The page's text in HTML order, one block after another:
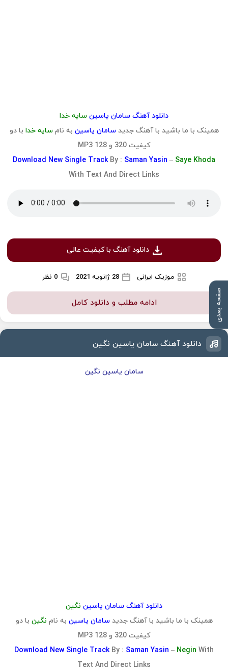
صفحه بعدی
دانلود آهنگ سامان یاسین سایه خدا
همینک با ما باشید با آهنگ جدیدسامان یاسین به نامسایه خدا با دو
کیفیت 320 و 128 MP3
Download New Single Track By : Saman Yasin – Saye Khoda
With Text And Direct Links
دانلود آهنگ با کیفیت عالی
موزیک ایرانی 28 ژانویه 2021 0 نظر
ادامه مطلب و دانلود کامل
دانلود آهنگ سامان یاسین نگین
سامان یاسین نگین
دانلود آهنگ سامان یاسین نگین
همینک با ما باشید با آهنگ جدیدسامان یاسین به نام نگین با دو
کیفیت 320 و 128 MP3
Download New Single Track By : Saman Yasin – Negin With
Text And Direct Links